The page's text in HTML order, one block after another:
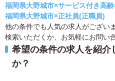
福岡県大野城市×サービス付き高齢
福岡県大野城市×正社員(正職員)
他の条件でも人気の求人がござい
検索いただくか、お気軽にお問い
希望の条件の求人を紹介
か？